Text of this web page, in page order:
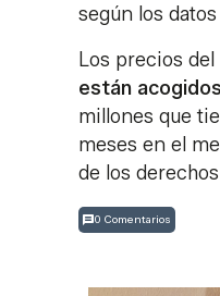
según los
Los precios
están
millones que
meses en el
de los
0 Comentarios